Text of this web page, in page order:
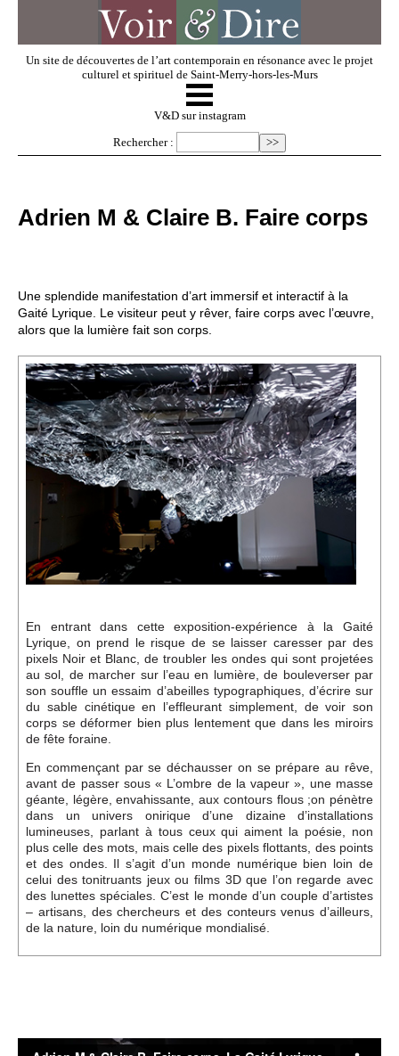
Un site de découvertes de l’art contemporain en résonance avec le projet
culturel et spirituel de Saint-Merry-hors-les-Murs
V & D
Exposer
Regarder
Événements
Sacré
Cousinages
☰
V&D sur instagram
Rechercher :
Adrien M & Claire B. Faire corps
Une splendide manifestation d’art immersif et interactif à la
Gaité Lyrique. Le visiteur peut y rêver, faire corps avec l’œuvre,
alors que la lumière fait son corps.
En entrant dans cette exposition-expérience à la Gaité
Lyrique, on prend le risque de se laisser caresser par des
pixels Noir et Blanc, de troubler les ondes qui sont projetées
au sol, de marcher sur l’eau en lumière, de bouleverser par
son souffle un essaim d’abeilles typographiques, d’écrire sur
du sable cinétique en l’effleurant simplement, de voir son
corps se déformer bien plus lentement que dans les miroirs
de fête foraine.
En commençant par se déchausser on se prépare au rêve,
avant de passer sous « L’ombre de la vapeur », une masse
géante, légère, envahissante, aux contours flous ;on pénètre
dans un univers onirique d’une dizaine d’installations
lumineuses, parlant à tous ceux qui aiment la poésie, non
plus celle des mots, mais celle des pixels flottants, des points
et des ondes. Il s’agit d’un monde numérique bien loin de
celui des tonitruants jeux ou films 3D que l’on regarde avec
des lunettes spéciales. C’est le monde d’un couple d’artistes
– artisans, des chercheurs et des conteurs venus d’ailleurs,
de la nature, loin du numérique mondialisé.